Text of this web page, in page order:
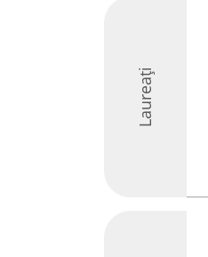
Laureați